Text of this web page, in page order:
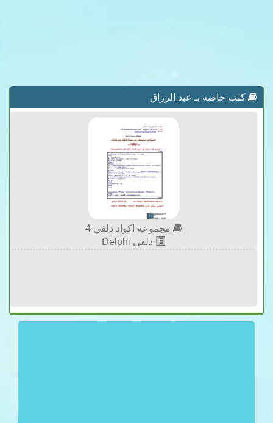
كتب خاصه بـ عبد الرزاق
مجموعة اكواد دلفي 4
دلفي Delphi